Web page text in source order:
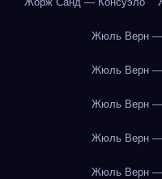
Жюль Верн —
Жюль Верн —
Жюль Верн —
Жюль Верн —
Жюль Верн —